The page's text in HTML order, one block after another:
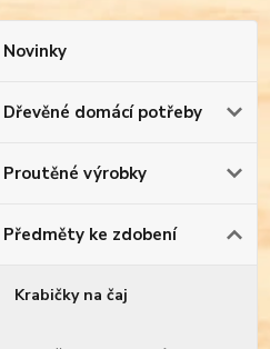
Novinky
Dřevěné domácí potřeby
Proutěné výrobky
Předměty ke zdobení
Krabičky na čaj